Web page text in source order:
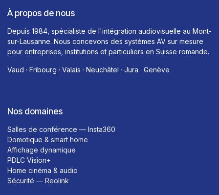
À propos de nous
Depuis 1984, spécialiste de l'intégration audiovisuelle au Mont-
sur-Lausanne. Nous concevons des systèmes AV sur mesure
pour entreprises, institutions et particuliers en Suisse romande.
Vaud · Fribourg · Valais · Neuchâtel · Jura · Genève
Nos domaines
Salles de conférence — Insta360
Domotique & smart home
Affichage dynamique
PDLC Vision+
Home cinéma & audio
Sécurité — Reolink